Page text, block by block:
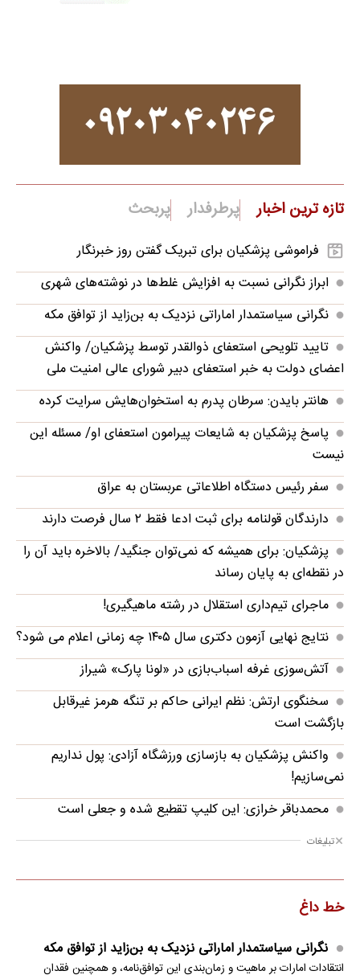
تازه ترین اخبار پرطرفدار پربحث
فراموشی پزشکیان برای تبریک گفتن روز خبرنگار
ابراز نگرانی نسبت به افزایش غلط‌ها در نوشته‌های شهری
نگرانی سیاستمدار اماراتی نزدیک به بن‌زاید از توافق مکه
تایید تلویحی استعفای ذوالقدر توسط پزشکیان/ واکنش
اعضای دولت به خبر استعفای دبیر شورای عالی امنیت ملی
هانتر بایدن: سرطان پدرم به استخوان‌هایش سرایت کرده
پاسخ پزشکیان به شایعات پیرامون استعفای او/ مسئله‌ این
نیست
سفر رئیس دستگاه اطلاعاتی عربستان به عراق
دارندگان قولنامه برای ثبت ادعا فقط ۲ سال فرصت دارند
پزشکیان: برای همیشه که نمی‌توان جنگید/ بالاخره باید آن را
در نقطه‌ای به پایان رساند
ماجرای تیم‌داری استقلال در رشته ماهیگیری!
نتایج نهایی آزمون دکتری سال ۱۴۰۵ چه زمانی اعلام می شود؟
آتش‌سوزی غرفه اسباب‌بازی در «لونا پارک» شیراز
سخنگوی ارتش: نظم ایرانی حاکم بر تنگه هرمز غیرقابل
بازگشت است
واکنش پزشکیان به بازسازی ورزشگاه آزادی: پول نداریم
نمی‌سازیم!
محمدباقر خرازی: این کلیپ تقطیع شده و جعلی است
تبلیغات
خط داغ
نگرانی سیاستمدار اماراتی نزدیک به بن‌زاید از توافق مکه
انتقادات امارات بر ماهیت و زمان‌بندی این توافق‌نامه، و همچنین فقدان